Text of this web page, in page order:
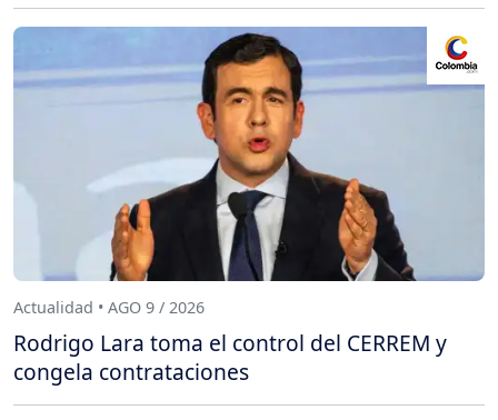
Actualidad • AGO 9 / 2026
Rodrigo Lara toma el control del CERREM y
congela contrataciones